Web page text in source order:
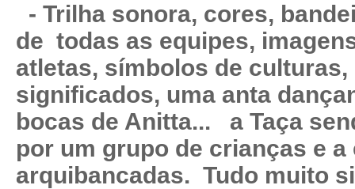
- Trilha sonora, cores,
de todas as equipes,
atletas, símbolos de
significados, uma anta
bocas de Anitta... a Taça
por um grupo de crianças e
arquibancadas. Tudo muito